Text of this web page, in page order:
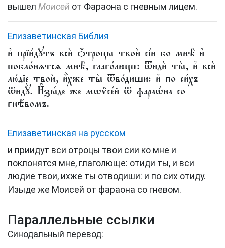
вышел Моисей от Фараона с гневным лицем.
Елизаветинская Библия
и҆ прїи́дꙋтъ всѝ ѻ҆́троцы твоѝ сі́и ко мнѣ̀ и҆
покло́нѧтсѧ мнѣ̀, глаго́люще: ѿидѝ ты̀, и҆ всѝ
лю́дїе твоѝ, и҆̀хже ты̀ ѿво́диши: и҆ по си́хъ
ѿидꙋ̀. И҆зы́де же мѡѷсе́й ѿ фараѡ́на со
гнѣ́вомъ.
Елизаветинская на русском
и приидут вси отроцы твои сии ко мне и
поклонятся мне, глаголюще: отиди ты, и вси
людие твои, ихже ты отводиши: и по сих отиду.
Изыде же Моисей от фараона со гневом.
Параллельные ссылки
Синодальный перевод: